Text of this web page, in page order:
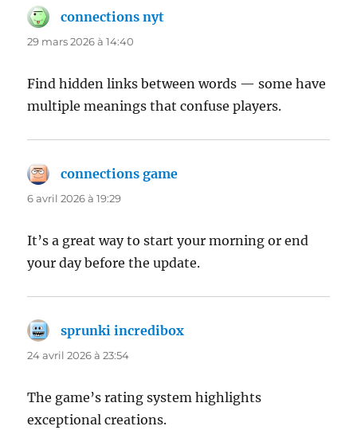
connections nyt
29 mars 2026 à 14:40
Find hidden links between words — some have
multiple meanings that confuse players.
connections game
6 avril 2026 à 19:29
It’s a great way to start your morning or end
your day before the update.
sprunki incredibox
24 avril 2026 à 23:54
The game’s rating system highlights
exceptional creations.